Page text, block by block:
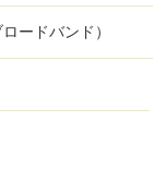
ードバンド）